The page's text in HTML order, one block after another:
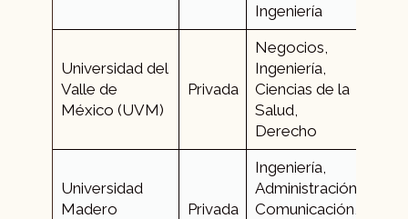
Ingeniería
Universidad del
Valle de
México (UVM)
Privada
Negocios,
Ingeniería,
Ciencias de la
Salud,
Derecho
Universidad
Madero
Privada
Ingeniería,
Administración,
Comunicación,